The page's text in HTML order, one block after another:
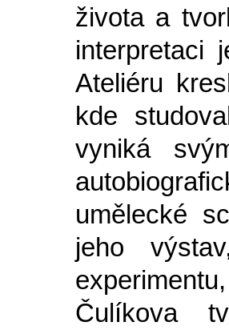
života a
interpretaci
Ateliéru
kde
vyniká
umělecké
jeho
Čulíkova